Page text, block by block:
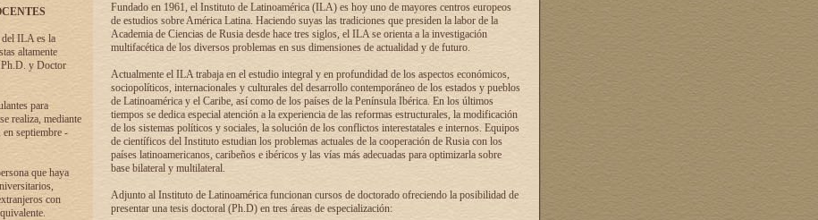
ILA es la
altamente
y Doctor
para
realiza, mediante
septiembre -
que haya
con
Fundado en 1961, el Instituto de Latinoamérica (ILA) es hoy uno de mayores centros europeos
de estudios sobre América Latina. Haciendo suyas las tradiciones que presiden la labor de la
Academia de Ciencias de Rusia desde hace tres siglos, el ILA se orienta a la investigación
multifacética de los diversos problemas en sus dimensiones de actualidad y de futuro.
Actualmente el ILA trabaja en el estudio integral y en profundidad de los aspectos económicos,
sociopolíticos, internacionales y culturales del desarrollo contemporáneo de los estados y pueblos
de Latinoamérica y el Caribe, así como de los países de la Península Ibérica. En los últimos
tiempos se dedica especial atención a la experiencia de las reformas estructurales, la modificación
de los sistemas políticos y sociales, la solución de los conflictos interestatales e internos. Equipos
de científicos del Instituto estudian los problemas actuales de la cooperación de Rusia con los
países latinoamericanos, caribeños e ibéricos y las vías más adecuadas para optimizarla sobre
base bilateral y multilateral.
Adjunto al Instituto de Latinoamérica funcionan cursos de doctorado ofreciendo la posibilidad de
presentar una tesis doctoral (Ph.D) en tres áreas de especialización: